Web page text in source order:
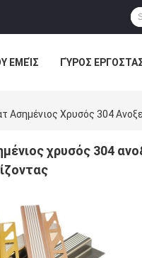
ΕΜΕΊΣ ΓΎΡΟΣ
Ασημένιος Χρυσός 304
χρυσός 304